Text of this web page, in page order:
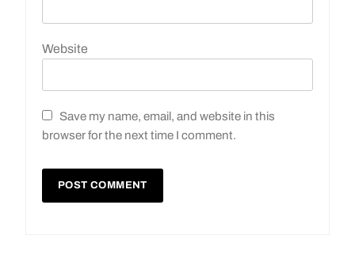
Website
Save my name, email, and website in this
browser for the next time I comment.